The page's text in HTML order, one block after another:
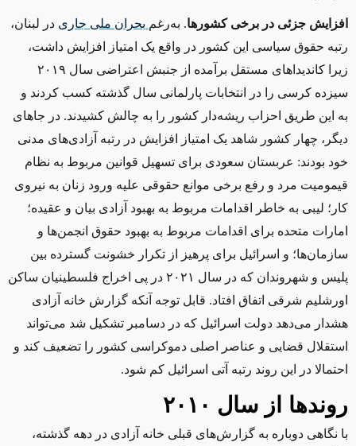
افزایش جزئی در برخی کشورها. به‌رغم بحران ملی جاری در لبنان،
رتبه حقوق سیاسی این کشور در واقع یک امتیاز افزایش داشت،
زیرا کاندیداهای مستقل برآمده از جنبش اعتراضی سال ۲۰۱۹
سیزده کرسی را در انتخابات پارلمانی سال گذشته کسب کردند و
به این طریق احزاب ریشه‌دار کشور را به چالش کشیدند. در جاهای
دیگر، چهار کشور شاهد یک امتیاز افزایش در رتبه آزادی‌های مدنی
خود بودند: عربستان سعودی برای تسهیل قوانین مربوط به نظام
قیمومیت مرد و رفع برخی موانع حقوقی علیه ورود زنان به نیروی
کار؛ لیبی به خاطر اقدامات مربوط به بهبود آزادی بیان و عقیده؛
امارات متحده برای اقدامات مربوط به بهبود حقوق انجمن‌ها و
سازمان‌ها؛ و اسرائیل برای پرهیز از تکرار خشونت گسترده بین
پلیس و شهروندان که در سال ۲۰۲۱ در پی اخراج فلسطینیان ساکن
اورشلیم شرقی اتفاق افتاد. قابل توجه آنکه گزارش خانه آزادی
هشدار می‌دهد دولت اسرائیل که در دسامبر تشکیل شد می‌تواند
استقلال قضایی و عناصر اصلی دموکراسی کشور را تضعیف کند و
احتمالا در این روند رتبه آتی اسرائیل کم شود.
روندها از سال ۲۰۱۰
با نگاهی دوباره به گزارش‌های قبلی خانه آزادی در دهه گذشته،